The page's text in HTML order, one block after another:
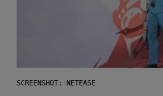
SCREENSHOT: NETEASE